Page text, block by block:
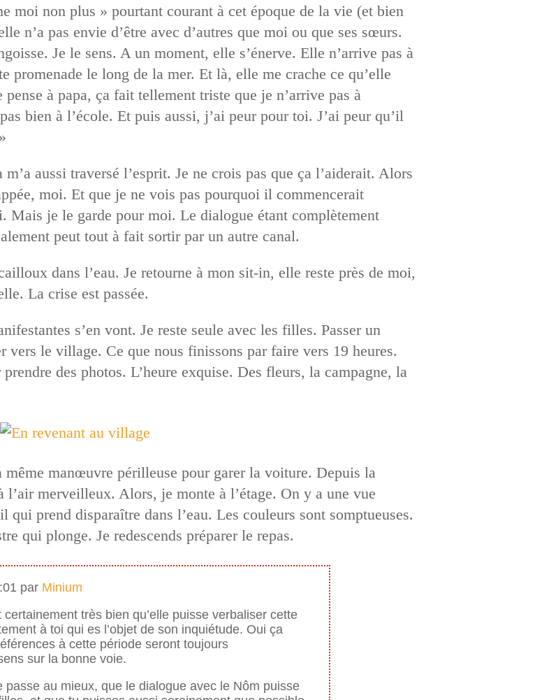
moi non plus » pourtant courant à cet époque de la vie (et bien
n’a pas envie d’être avec d’autres que moi ou que ses sœurs.
Je le sens. A un moment, elle s’énerve. Elle n’arrive pas à
promenade le long de la mer. Et là, elle me crache ce qu’elle
à papa, ça fait tellement triste que je n’arrive pas à
bien à l’école. Et puis aussi, j’ai peur pour toi. J’ai peur qu’il
aussi traversé l’esprit. Je ne crois pas que ça l’aiderait. Alors
moi. Et que je ne vois pas pourquoi il commencerait
Mais je le garde pour moi. Le dialogue étant complètement
peut tout à fait sortir par un autre canal.
dans l’eau. Je retourne à mon sit-in, elle reste près de moi,
La crise est passée.
s’en vont. Je reste seule avec les filles. Passer un
vers le village. Ce que nous finissons par faire vers 19 heures.
des photos. L’heure exquise. Des fleurs, la campagne, la
manœuvre périlleuse pour garer la voiture. Depuis la
merveilleux. Alors, je monte à l’étage. On y a une vue
prend disparaître dans l’eau. Les couleurs sont somptueuses.
qui plonge. Je redescends préparer le repas.
par Minium
certainement très bien qu’elle puisse verbaliser cette
à toi qui es l’objet de son inquiétude. Oui ça
à cette période seront toujours
sur la bonne voie.
passe au mieux, que le dialogue avec le Nôm puisse